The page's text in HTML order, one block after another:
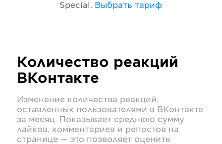
Special . Выбрать тариф
Количество реакций
ВКонтакте
Изменение количества реакций,
оставленных пользователями в ВКонтакте
за месяц. Показывает среднюю сумму
лайков, комментариев и репостов на
странице — это позволяет оценить